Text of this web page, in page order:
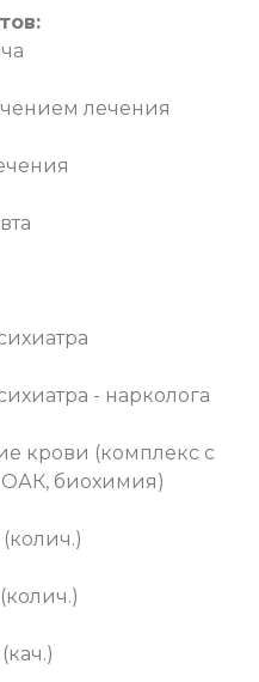
лечения
- нарколога
крови (комплекс с
биохимия)